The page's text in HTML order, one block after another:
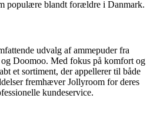
populære blandt forældre i Danmark.
udvalg af ammepuder fra
Doomoo. Med fokus på komfort og
et sortiment, der appellerer til både
fremhæver Jollyroom for deres
kundeservice.